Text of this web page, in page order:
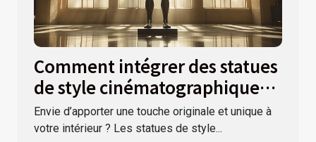
Comment intégrer des statues
de style cinématographique
dans votre déco ?
Envie d’apporter une touche originale et unique à
votre intérieur ? Les statues de style...